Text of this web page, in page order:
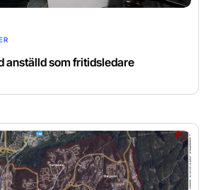
anställd som fritidsledare